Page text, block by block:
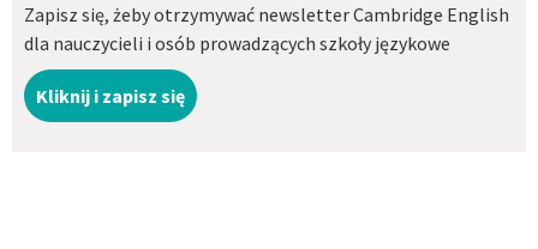
Zapisz się, żeby otrzymywać newsletter Cambridge English
dla nauczycieli i osób prowadzących szkoły językowe
Kliknij i zapisz się